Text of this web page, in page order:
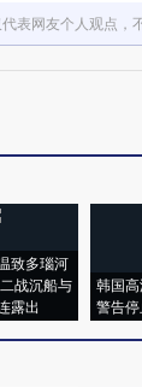
表网友个人观点，
致多瑙河
战沉船与
露出
韩国
警告